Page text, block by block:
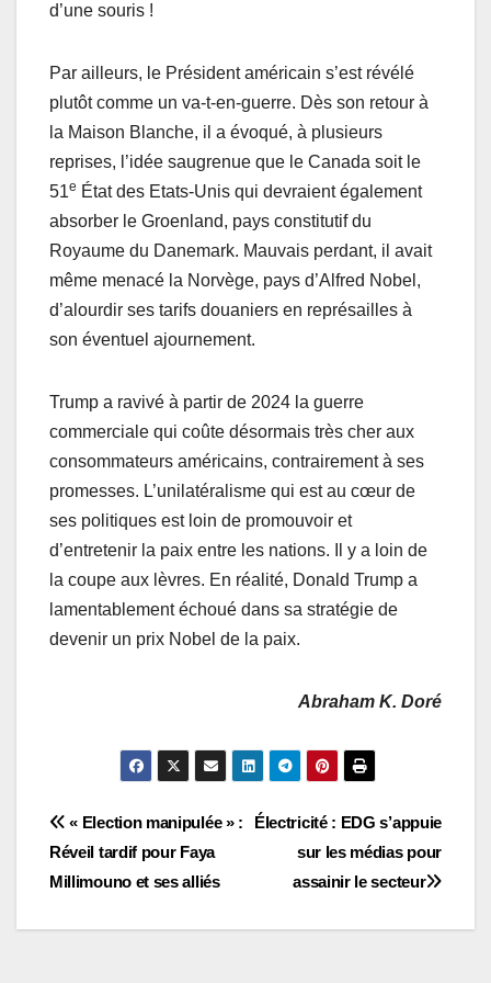
d’une souris !
Par ailleurs, le Président américain s’est révélé
plutôt comme un va-t-en-guerre. Dès son retour à
la Maison Blanche, il a évoqué, à plusieurs
reprises, l’idée saugrenue que le Canada soit le
51e État des Etats-Unis qui devraient également
absorber le Groenland, pays constitutif du
Royaume du Danemark. Mauvais perdant, il avait
même menacé la Norvège, pays d’Alfred Nobel,
d’alourdir ses tarifs douaniers en représailles à
son éventuel ajournement.
Trump a ravivé à partir de 2024 la guerre
commerciale qui coûte désormais très cher aux
consommateurs américains, contrairement à ses
promesses. L’unilatéralisme qui est au cœur de
ses politiques est loin de promouvoir et
d’entretenir la paix entre les nations. Il y a loin de
la coupe aux lèvres. En réalité, Donald Trump a
lamentablement échoué dans sa stratégie de
devenir un prix Nobel de la paix.
Abraham K. Doré
Navigation
de
l’article
Électricité : EDG s’appuie
sur les médias pour
assainir le secteur
« Election manipulée » :
Réveil tardif pour Faya
Millimouno et ses alliés